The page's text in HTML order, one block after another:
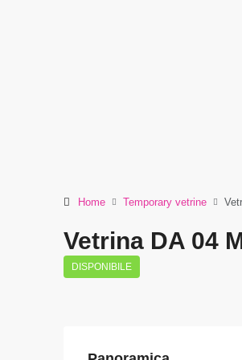
Home Temporary vetrine
Vetrina DA 04
DISPONIBILE